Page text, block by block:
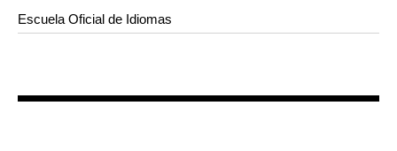
Escuela Oficial de Idiomas